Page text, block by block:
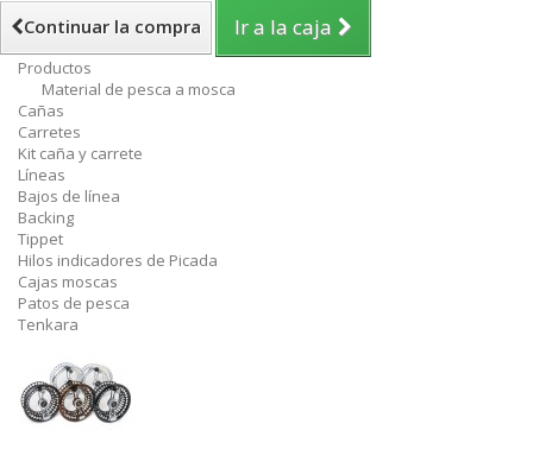
Continuar la compra Ir a la caja
Productos
Material de pesca a mosca
Cañas
Carretes
Kit caña y carrete
Líneas
Bajos de línea
Backing
Tippet
Hilos indicadores de Picada
Cajas moscas
Patos de pesca
Tenkara